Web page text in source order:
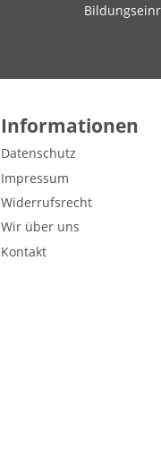
Informationen
Datenschutz
Impressum
Widerrufsrecht
Wir über uns
Kontakt